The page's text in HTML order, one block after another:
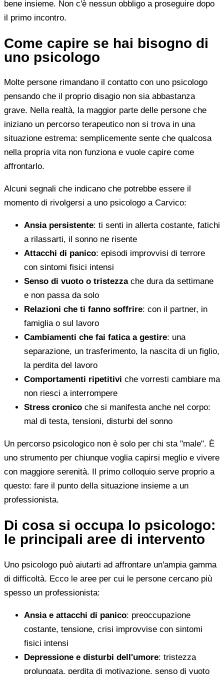
bene insieme. Non c'è nessun obbligo a proseguire dopo
il primo incontro.
Come capire se hai bisogno di
uno psicologo
Molte persone rimandano il contatto con uno psicologo
pensando che il proprio disagio non sia abbastanza
grave. Nella realtà, la maggior parte delle persone che
iniziano un percorso terapeutico non si trova in una
situazione estrema: semplicemente sente che qualcosa
nella propria vita non funziona e vuole capire come
affrontarlo.
Alcuni segnali che indicano che potrebbe essere il
momento di rivolgersi a uno psicologo a Carvico:
Ansia persistente: ti senti in allerta costante, fatichi
a rilassarti, il sonno ne risente
Attacchi di panico: episodi improvvisi di terrore
con sintomi fisici intensi
Senso di vuoto o tristezzache dura da settimane
e non passa da solo
Relazioni che ti fanno soffrire: con il partner, in
famiglia o sul lavoro
Cambiamenti che fai fatica a gestire: una
separazione, un trasferimento, la nascita di un figlio,
la perdita del lavoro
Comportamenti ripetitivi che vorresti cambiare ma
non riesci a interrompere
Stress cronico che si manifesta anche nel corpo:
mal di testa, tensioni, disturbi del sonno
Un percorso psicologico non è solo per chi sta "male". È
uno strumento per chiunque voglia capirsi meglio e vivere
con maggiore serenità. Il primo colloquio serve proprio a
questo: fare il punto della situazione insieme a un
professionista.
Di cosa si occupa lo psicologo:
le principali aree di intervento
Uno psicologo può aiutarti ad affrontare un'ampia gamma
di difficoltà. Ecco le aree per cui le persone cercano più
spesso un professionista:
Ansia e attacchi di panico: preoccupazione
costante, tensione, crisi improvvise con sintomi
fisici intensi
Depressione e disturbi dell'umore: tristezza
prolungata, perdita di motivazione, senso di vuoto